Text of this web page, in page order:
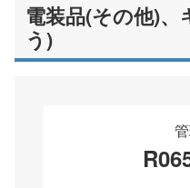
電装品(その他)
う)